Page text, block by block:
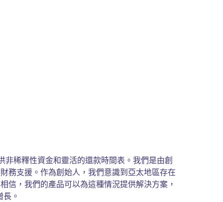
稀釋性資金和靈活的還款時間表。我們是由創
務支援。作為創始人，我們意識到亞太地區存在
信，我們的產品可以為這種情況提供解決方案，
。